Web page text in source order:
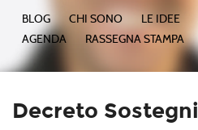
BLOG CHI SONO LE IDEE
AGENDA
RASSEGNA STAMPA
Decreto Sostegni